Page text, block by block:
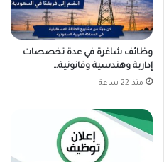
وظائف شاغرة في عدة تخصصات
إدارية وهندسية وقانونية…
منذ 22 ساعة